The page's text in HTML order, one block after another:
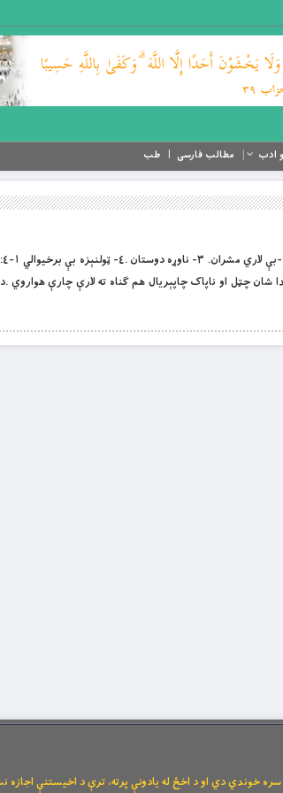
ادب مطالب فارسی طب
د ګناه ټولنېزى لارې چارې په دې باب پر لاندې اړخونو رڼا اچوو: ١- فاسد چاپېريال.٢-بې لاري مشران. ٣- ناوړه دوستان .٤- ټولنېزه بې برخیوالي ١-٤:
شان چټل او ناپاک چاپېريال هم ګناه ته لارې چارې هواروي .د